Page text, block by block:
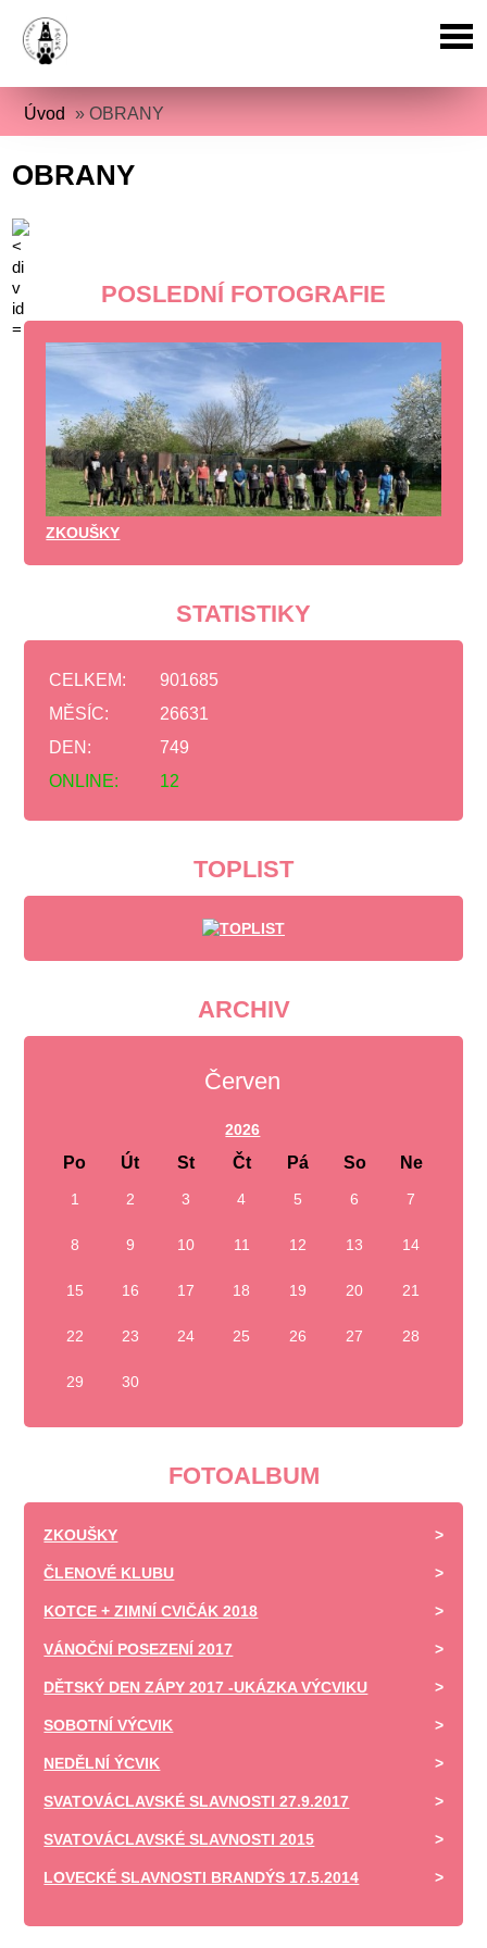
Úvod »OBRANY
OBRANY
POSLEDNÍ FOTOGRAFIE
ZKOUŠKY
STATISTIKY
ONLINE: 12
CELKEM:
901685
MĚSÍC:
26631
DEN:
749
TOPLIST
ARCHIV
Červen
2026
Po Út St Čt Pá So Ne
1 2 3 4 5 6 7
8 9 10 11 12 13 14
15 16 17 18 19 20 21
22 23 24 25 26 27 28
29 30
FOTOALBUM
ZKOUŠKY
ČLENOVÉ KLUBU
KOTCE + ZIMNÍ CVIČÁK 2018
VÁNOČNÍ POSEZENÍ 2017
DĚTSKÝ DEN ZÁPY 2017 -UKÁZKA VÝCVIKU
SOBOTNÍ VÝCVIK
NEDĚLNÍ ÝCVIK
SVATOVÁCLAVSKÉ SLAVNOSTI 27.9.2017
SVATOVÁCLAVSKÉ SLAVNOSTI 2015
LOVECKÉ SLAVNOSTI BRANDÝS 17.5.2014